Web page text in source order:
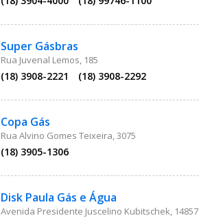
Super Gásbras
Rua Juvenal Lemos, 185
(18) 3908-2221 (18) 3908-2292
Copa Gás
Rua Alvino Gomes Teixeira, 3075
(18) 3905-1306
Disk Paula Gás e Água
Avenida Presidente Juscelino Kubitschek, 14857